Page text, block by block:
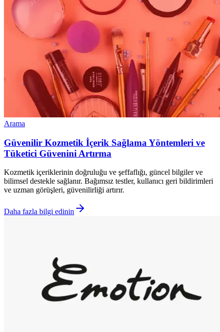
Arama
Güvenilir Kozmetik İçerik Sağlama Yöntemleri ve
Tüketici Güvenini Artırma
Kozmetik içeriklerinin doğruluğu ve şeffaflığı, güncel bilgiler ve
bilimsel destekle sağlanır. Bağımsız testler, kullanıcı geri bildirimleri
ve uzman görüşleri, güvenilirliği artırır.
Daha fazla bilgi edinin